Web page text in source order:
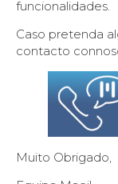
funcionalidades.
Caso pretenda
contacto
Muito Obrigado,